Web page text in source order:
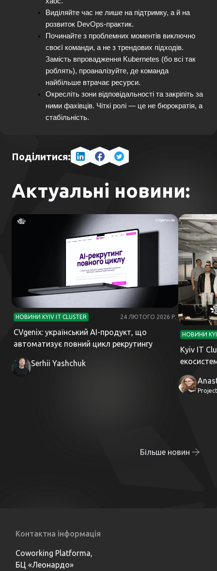
Виділяйте час не лише на підтримку, а й на
розвиток DevOps-практик.
Починайте з проблемних моментів виключно
своєї команди, а не з трендових підходів.
Замість впровадження Kubernetes (бо всі так
роблять), проаналізуйте, де команда
найбільше втрачає ресурси.
Окресліть зони відповідальності та закріпіть за
ними фахівців. Чіткі ролі — це не бюрократія, а
стабільність.
Поділитися:
Актуальні новини:
НОВИНИ KYIV IT CLUSTER 24 ЛЮТОГО 2026 Р.
CVgenix: український AI-продукт, що
автоматизує повний цикл рекрутингу
Serhii Yashchuk
НОВИНИ
Kyiv IT
Більше новин
Контактна інформація
Coworking Platforma,
БЦ «Леонардо»